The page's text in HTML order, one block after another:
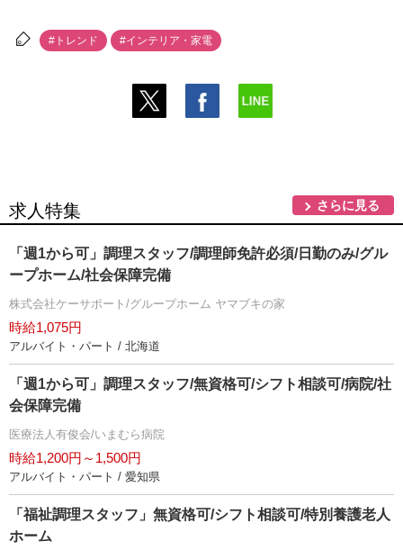
#トレンド #インテリア・家電
求人特集 さらに見る
「週1から可」調理スタッフ/調理師免許必須/日勤のみ/グル
ープホーム/社会保障完備
株式会社ケーサポート/グループホーム ヤマブキの家
時給1,075円
アルバイト・パート / 北海道
「週1から可」調理スタッフ/無資格可/シフト相談可/病院/社
会保障完備
医療法人有俊会/いまむら病院
時給1,200円～1,500円
アルバイト・パート / 愛知県
「福祉調理スタッフ」無資格可/シフト相談可/特別養護老人
ホーム